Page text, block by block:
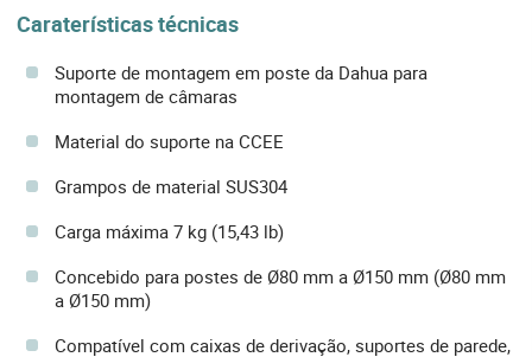
Caraterísticas técnicas
Suporte de montagem em poste da Dahua para
montagem de câmaras
Material do suporte na CCEE
Grampos de material SUS304
Carga máxima 7 kg (15,43 lb)
Concebido para postes de Ø80 mm a Ø150 mm (Ø80 mm
a Ø150 mm)
Compatível com caixas de derivação, suportes de parede,